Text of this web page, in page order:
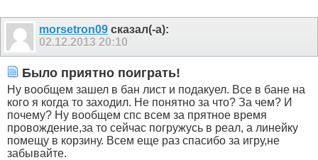
morsetron09 сказал(-а):
02.12.2013 20:10
Было приятно поиграть!
Ну вообщем зашел в бан лист и подакуел. Все в бане на
кого я когда то заходил. Не понятно за что? За чем? И
почему? Ну вообщем спс всем за прятное время
провождение,за то сейчас погружусь в реал, а линейку
помещу в корзину. Всем еще раз спасибо за игру,не
забывайте.